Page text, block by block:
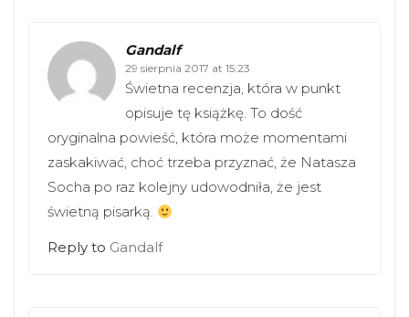
Gandalf
29 sierpnia 2017 at 15:23
Świetna recenzja, która w punkt
opisuje tę książkę. To dość
oryginalna powieść, która może momentami
zaskakiwać, choć trzeba przyznać, że Natasza
Socha po raz kolejny udowodniła, że jest
świetną pisarką.
Reply to Gandalf